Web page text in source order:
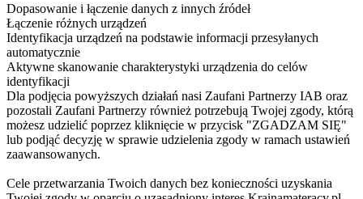
Dopasowanie i łączenie danych z innych źródeł
Łączenie różnych urządzeń
Identyfikacja urządzeń na podstawie informacji przesyłanych
automatycznie
Aktywne skanowanie charakterystyki urządzenia do celów
identyfikacji
Dla podjęcia powyższych działań nasi Zaufani Partnerzy IAB oraz
pozostali Zaufani Partnerzy również potrzebują Twojej zgody, którą
możesz udzielić poprzez kliknięcie w przycisk "ZGADZAM SIĘ"
lub podjąć decyzję w sprawie udzielenia zgody w ramach ustawień
zaawansowanych.
Cele przetwarzania Twoich danych bez konieczności uzyskania